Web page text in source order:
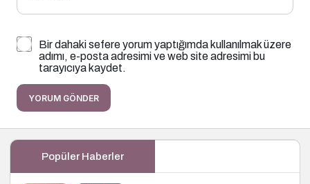
Bir dahaki sefere yorum yaptığımda kullanılmak üzere
adımı, e-posta adresimi ve web site adresimi bu
tarayıcıya kaydet.
YORUM GÖNDER
Popüler Haberler